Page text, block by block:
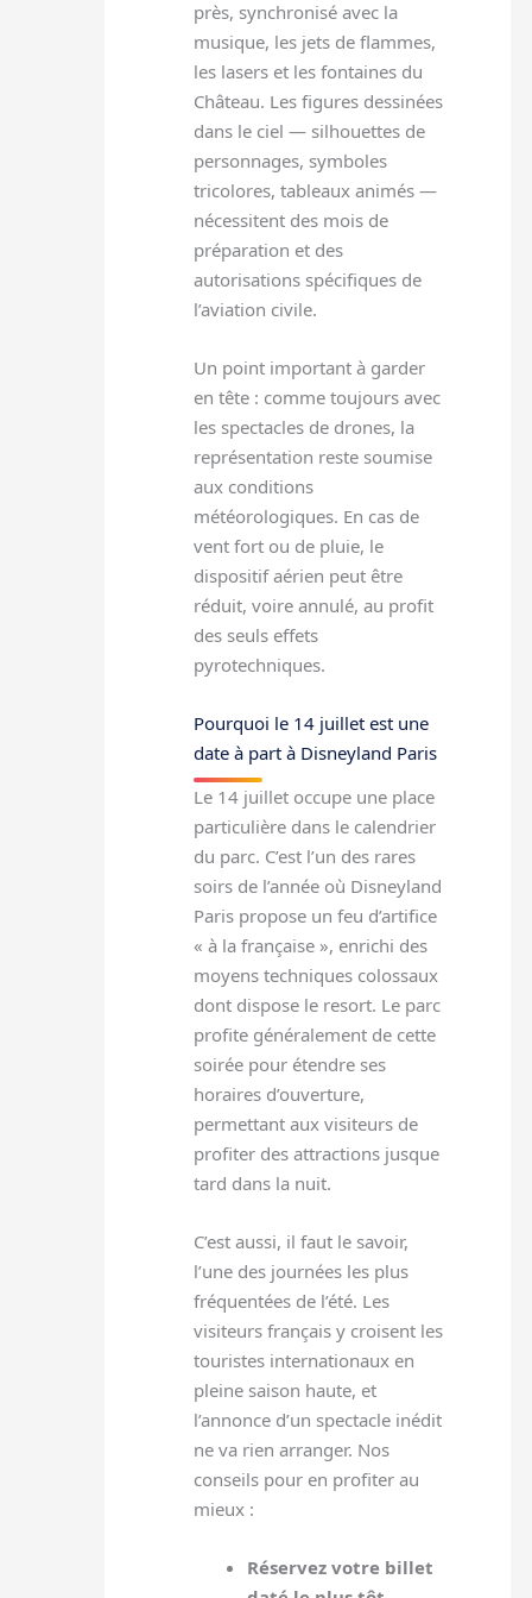
près, synchronisé avec la
musique, les jets de flammes,
les lasers et les fontaines du
Château. Les figures dessinées
dans le ciel — silhouettes de
personnages, symboles
tricolores, tableaux animés —
nécessitent des mois de
préparation et des
autorisations spécifiques de
l’aviation civile.
Un point important à garder
en tête : comme toujours avec
les spectacles de drones, la
représentation reste soumise
aux conditions
météorologiques. En cas de
vent fort ou de pluie, le
dispositif aérien peut être
réduit, voire annulé, au profit
des seuls effets
pyrotechniques.
Pourquoi le 14 juillet est une
date à part à Disneyland Paris
Le 14 juillet occupe une place
particulière dans le calendrier
du parc. C’est l’un des rares
soirs de l’année où Disneyland
Paris propose un feu d’artifice
« à la française », enrichi des
moyens techniques colossaux
dont dispose le resort. Le parc
profite généralement de cette
soirée pour étendre ses
horaires d’ouverture,
permettant aux visiteurs de
profiter des attractions jusque
tard dans la nuit.
C’est aussi, il faut le savoir,
l’une des journées les plus
fréquentées de l’été. Les
visiteurs français y croisent les
touristes internationaux en
pleine saison haute, et
l’annonce d’un spectacle inédit
ne va rien arranger. Nos
conseils pour en profiter au
mieux :
Réservez votre billet